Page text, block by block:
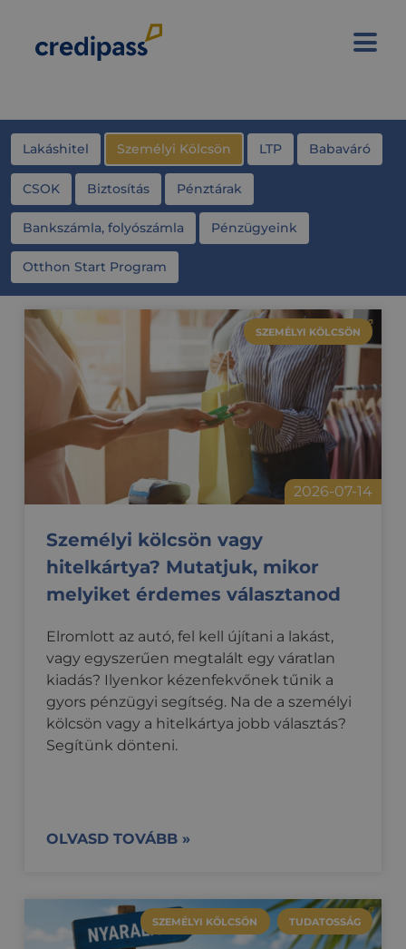
Lakáshitel Személyi Kölcsön LTP Babaváró
CSOK Biztosítás Pénztárak
Bankszámla, folyószámla Pénzügyeink
Otthon Start Program
SZEMÉLYI KÖLCSÖN
2026-07-14
Személyi kölcsön vagy
hitelkártya? Mutatjuk, mikor
melyiket érdemes választanod
Elromlott az autó, fel kell újítani a lakást,
vagy egyszerűen megtalált egy váratlan
kiadás? Ilyenkor kézenfekvőnek tűnik a
gyors pénzügyi segítség. Na de a személyi
kölcsön vagy a hitelkártya jobb választás?
Segítünk dönteni.
OLVASD TOVÁBB »
SZEMÉLYI KÖLCSÖN TUDATOSSÁG